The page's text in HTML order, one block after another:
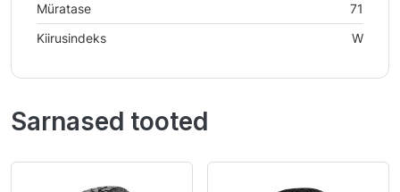
Müratase
71
Kiirusindeks
W
Sarnased tooted